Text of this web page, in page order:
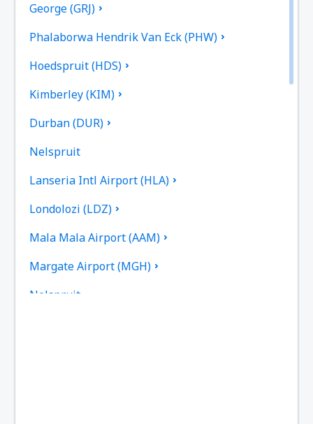
George (GRJ)
Phalaborwa Hendrik Van Eck (PHW)
Hoedspruit (HDS)
Kimberley (KIM)
Durban (DUR)
Nelspruit
Lanseria Intl Airport (HLA)
Londolozi (LDZ)
Mala Mala Airport (AAM)
Margate Airport (MGH)
Nelspruit